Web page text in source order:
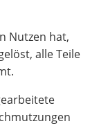
Nutzen hat,
alle Teile